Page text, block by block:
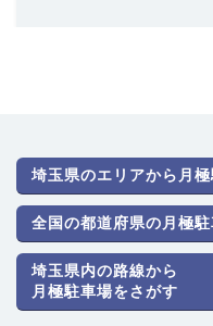
埼玉県のエリアから月
全国の都道府県の月極
埼玉県内の路線から
月極駐車場をさがす